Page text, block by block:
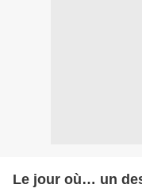
Le jour où… un